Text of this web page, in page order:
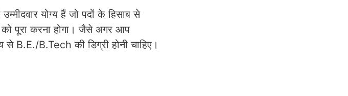
योग्य हैं जो पदों के हिसाब से
पूरा करना होगा। जैसे अगर आप
से B.E./B.Tech की डिग्री होनी चाहिए।